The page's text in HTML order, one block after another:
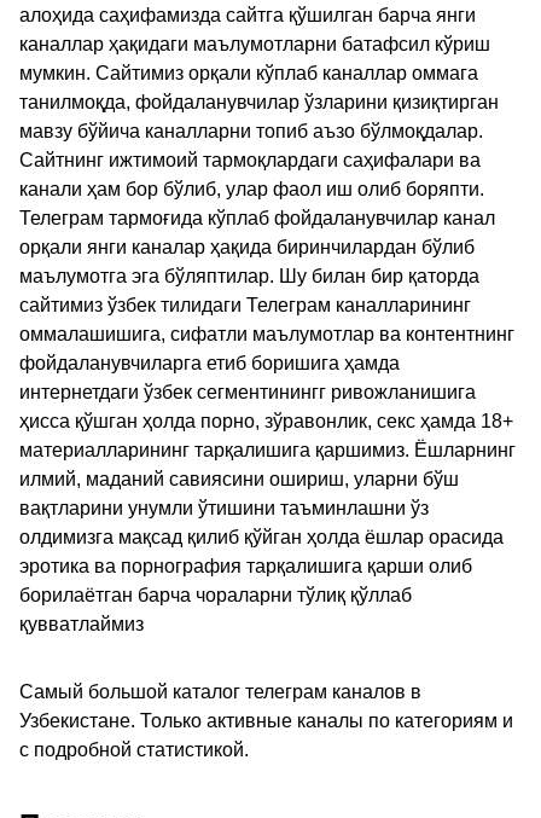
алоҳида саҳифамизда сайтга қўшилган барча янги
каналлар ҳақидаги маълумотларни батафсил кўриш
мумкин. Сайтимиз орқали кўплаб каналлар оммага
танилмоқда, фойдаланувчилар ўзларини қизиқтирган
мавзу бўйича каналларни топиб аъзо бўлмоқдалар.
Сайтнинг ижтимоий тармоқлардаги саҳифалари ва
канали ҳам бор бўлиб, улар фаол иш олиб боряпти.
Телеграм тармоғида кўплаб фойдаланувчилар канал
орқали янги каналар ҳақида биринчилардан бўлиб
маълумотга эга бўляптилар. Шу билан бир қаторда
сайтимиз ўзбек тилидаги Телеграм каналларининг
оммалашишига, сифатли маълумотлар ва контентнинг
фойдаланувчиларга етиб боришига ҳамда
интернетдаги ўзбек сегментинингг ривожланишига
ҳисса қўшган ҳолда порно, зўравонлик, секс ҳамда 18+
материалларининг тарқалишига қаршимиз. Ёшларнинг
илмий, маданий савиясини ошириш, уларни бўш
вақтларини унумли ўтишини таъминлашни ўз
олдимизга мақсад қилиб қўйган ҳолда ёшлар орасида
эротика ва порнография тарқалишига қарши олиб
борилаётган барча чораларни тўлиқ қўллаб
қувватлаймиз
Самый большой каталог телеграм каналов в
Узбекистане. Только активные каналы по категориям и
с подробной статистикой.